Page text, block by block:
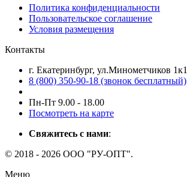
Политика конфиденциальности
Пользовательское соглашение
Условия размещения
Контакты
г. Екатеринбург, ул.Минометчиков 1к1
8 (800) 350-90-18 (звонок бесплатный)
Пн-Пт 9.00 - 18.00
Посмотреть на карте
Свяжитесь с нами:
© 2018 - 2026 ООО "РУ-ОПТ".
Меню